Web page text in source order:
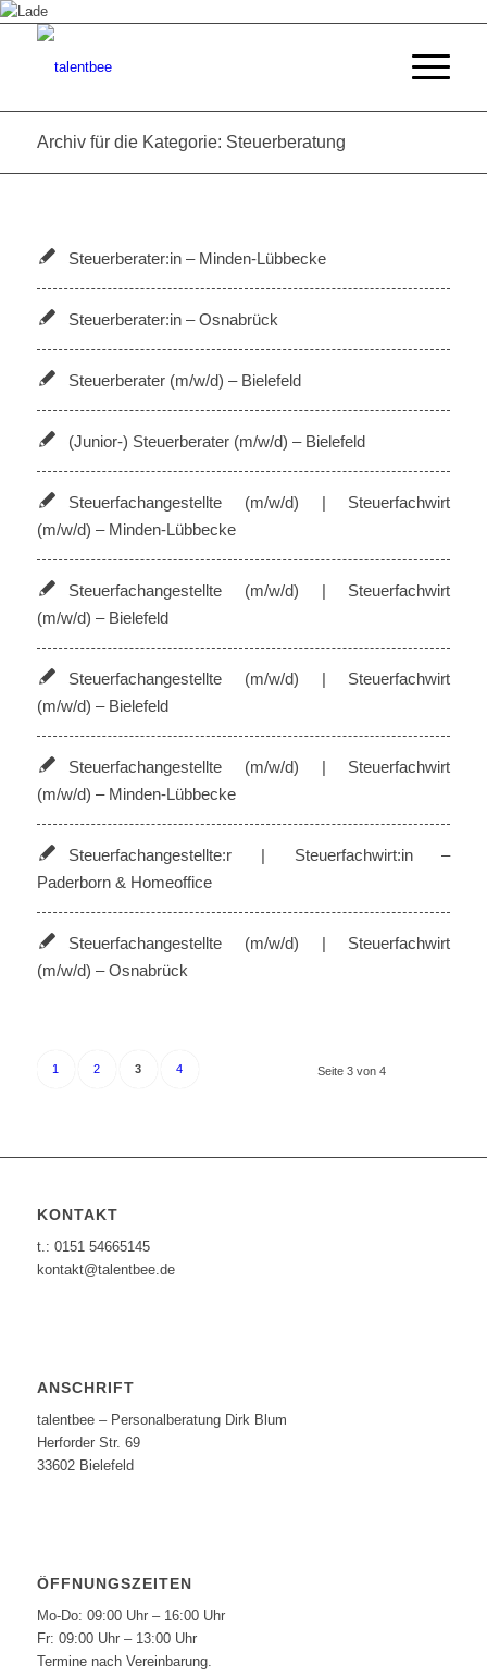
Archiv für die Kategorie: Steuerberatung
Steuerberater:in – Minden-Lübbecke
Steuerberater:in – Osnabrück
Steuerberater (m/w/d) – Bielefeld
(Junior-) Steuerberater (m/w/d) – Bielefeld
Steuerfachangestellte (m/w/d) | Steuerfachwirt
(m/w/d) – Minden-Lübbecke
Steuerfachangestellte (m/w/d) | Steuerfachwirt
(m/w/d) – Bielefeld
Steuerfachangestellte (m/w/d) | Steuerfachwirt
(m/w/d) – Bielefeld
Steuerfachangestellte (m/w/d) | Steuerfachwirt
(m/w/d) – Minden-Lübbecke
Steuerfachangestellte:r | Steuerfachwirt:in –
Paderborn & Homeoffice
Steuerfachangestellte (m/w/d) | Steuerfachwirt
(m/w/d) – Osnabrück
Seite 3 von 4
1 2 3 4
KONTAKT
t.: 0151 54665145
kontakt@talentbee.de
ANSCHRIFT
talentbee – Personalberatung Dirk Blum
Herforder Str. 69
33602 Bielefeld
ÖFFNUNGSZEITEN
Mo-Do: 09:00 Uhr – 16:00 Uhr
Fr: 09:00 Uhr – 13:00 Uhr
Termine nach Vereinbarung.